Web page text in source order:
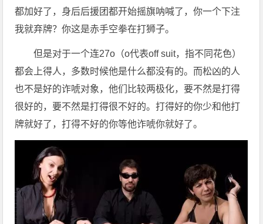
都加好了，身后后援团都开始摇旗呐喊了，你一个下注
我就弃牌？你这是赤手空拳在打狮子。
但是对于一个连27o（o代表off suit，指不同花色）
都会上得人，多数时候他是什么都没有的。而松凶的人
也不是好的诈唬对象，他们比较两极化，要不然是打得
很好的，要不然是打得很不好的。打得好的你少和他打
牌就好了，打得不好的你等他诈唬你就好了。